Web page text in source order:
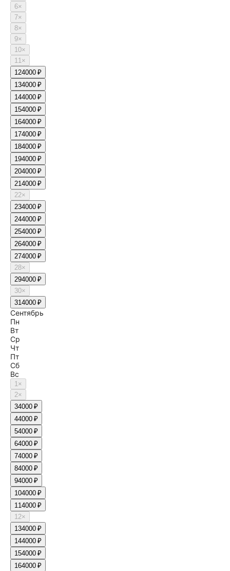
6×
7×
8×
9×
10×
11×
124000 ₽
134000 ₽
144000 ₽
154000 ₽
164000 ₽
174000 ₽
184000 ₽
194000 ₽
204000 ₽
214000 ₽
22×
234000 ₽
244000 ₽
254000 ₽
264000 ₽
274000 ₽
28×
294000 ₽
30×
314000 ₽
Сентябрь
Пн
Вт
Ср
Чт
Пт
Сб
Вс
1×
2×
34000 ₽
44000 ₽
54000 ₽
64000 ₽
74000 ₽
84000 ₽
94000 ₽
104000 ₽
114000 ₽
12×
134000 ₽
144000 ₽
154000 ₽
164000 ₽